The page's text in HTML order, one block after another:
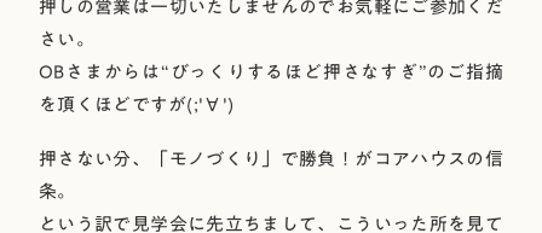
さい。
OBさまからは“びっくりするほど押さなすぎ”のご指摘
を頂くほどですが(;'∀')
押さない分、「モノづくり」で勝負！がコアハウスの信
条。
という訳で見学会に先立ちまして、こういった所を見て